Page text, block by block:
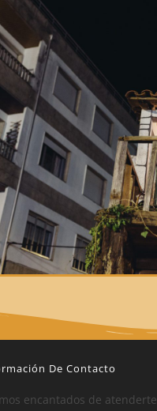
De Contacto
encantados de atenderte